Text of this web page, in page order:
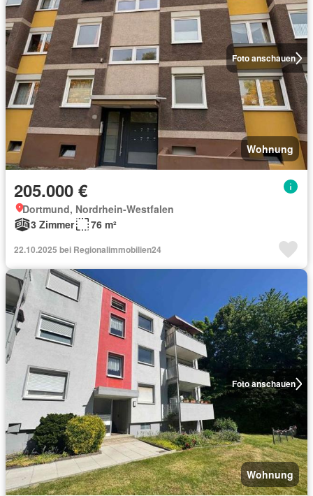
Foto anschauen
Wohnung
205.000 €
Dortmund, Nordrhein-Westfalen
3 Zimmer
76 m²
22.10.2025 bei Regionalimmobilien24
Foto anschauen
Wohnung